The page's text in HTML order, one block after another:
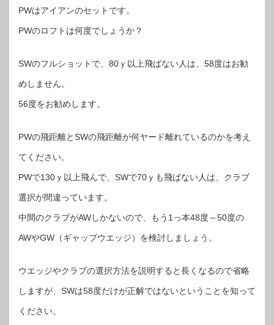
PWはアイアンのセットです。
PWのロフトは何度でしょうか？
SWのフルショットで、80ｙ以上飛ばない人は、58度はお勧
めしません。
56度をお勧めします。
PWの飛距離とSWの飛距離が何ヤード離れているのかを考え
てください。
PWで130ｙ以上飛んで、SWで70ｙも飛ばない人は、クラブ
選択が間違っています。
中間のクラブがAWしかないので、もう1っ本48度～50度の
AWやGW（ギャップウエッジ）を検討しましょう。
ウエッジやクラブの選択方法を説明すると長くなるので省略
しますが、SWは58度だけが正解ではないということを知って
ください。